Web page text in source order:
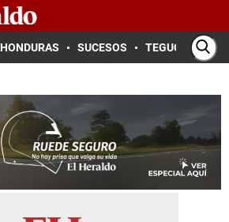
HONDURAS SUCESOS TEGUCIGALPA